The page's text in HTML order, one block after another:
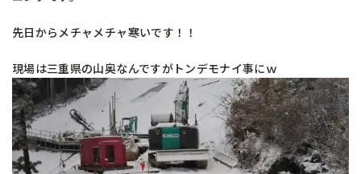
先日からメチャメチャ寒いです！！
現場は三重県の山奥なんですがトンデモナイ事にｗ